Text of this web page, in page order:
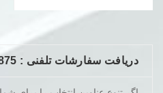
دریافت سفارشات تلفنی : 09351628875